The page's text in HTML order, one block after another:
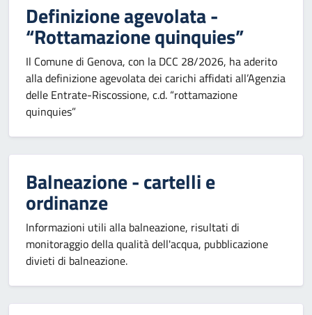
Definizione agevolata -
“Rottamazione quinquies”
Il Comune di Genova, con la DCC 28/2026, ha aderito
alla definizione agevolata dei carichi affidati all’Agenzia
delle Entrate-Riscossione, c.d. “rottamazione
quinquies”
Balneazione - cartelli e
ordinanze
Informazioni utili alla balneazione, risultati di
monitoraggio della qualità dell'acqua, pubblicazione
divieti di balneazione.